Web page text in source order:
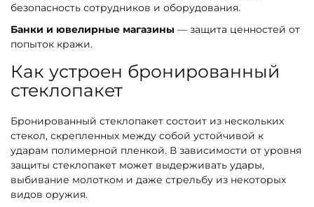
безопасность сотрудников и оборудования.
Банки и ювелирные магазины — защита ценностей от
попыток кражи.
Как устроен бронированный
стеклопакет
Бронированный стеклопакет состоит из нескольких
стекол, скрепленных между собой устойчивой к
ударам полимерной пленкой. В зависимости от уровня
защиты стеклопакет может выдерживать удары,
выбивание молотком и даже стрельбу из некоторых
видов оружия.